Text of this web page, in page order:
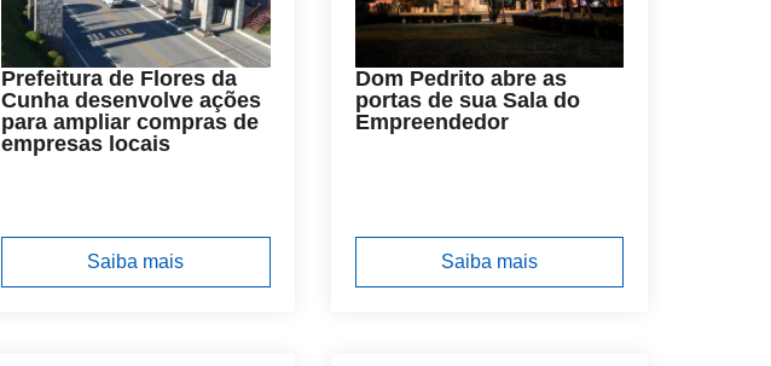
Prefeitura de Flores da
Cunha desenvolve ações
para ampliar compras de
empresas locais
Saiba mais
Dom Pedrito abre as
portas de sua Sala do
Empreendedor
Saiba mais